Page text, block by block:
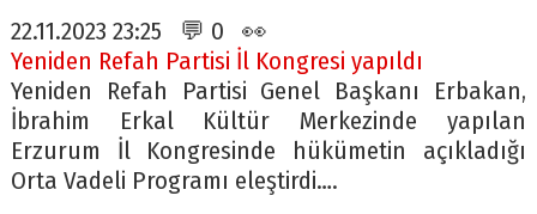
22.11.2023 23:25 💬 0 👀
Yeniden Refah Partisi İl Kongresi yapıldı
Yeniden Refah Partisi Genel Başkanı Erbakan,
İbrahim Erkal Kültür Merkezinde yapılan
Erzurum İl Kongresinde hükümetin açıkladığı
Orta Vadeli Programı eleştirdi….